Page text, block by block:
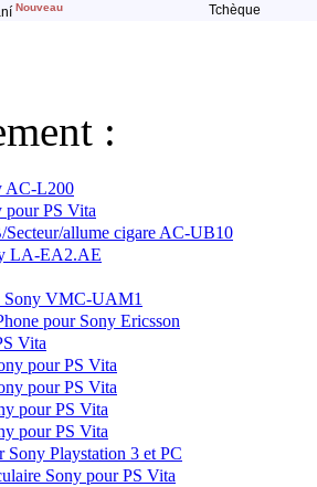
Nouveau Tchèque
:
AC-L200
pour PS Vita
allume cigare AC-UB10
LA-EA2.AE
Sony VMC-UAM1
pour Sony Ericsson
Vita
pour PS Vita
pour PS Vita
pour PS Vita
pour PS Vita
Playstation 3 et PC
Sony pour PS Vita